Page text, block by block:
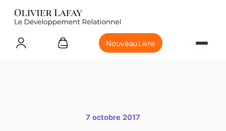
Nouveau Livre
7 octobre 2017